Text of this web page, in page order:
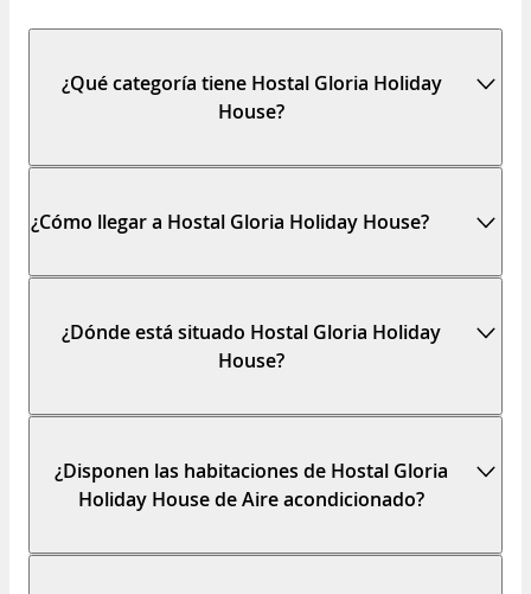
¿Qué categoría tiene Hostal Gloria Holiday
House?
¿Cómo llegar a Hostal Gloria Holiday House?
¿Dónde está situado Hostal Gloria Holiday
House?
¿Disponen las habitaciones de Hostal Gloria
Holiday House de Aire acondicionado?